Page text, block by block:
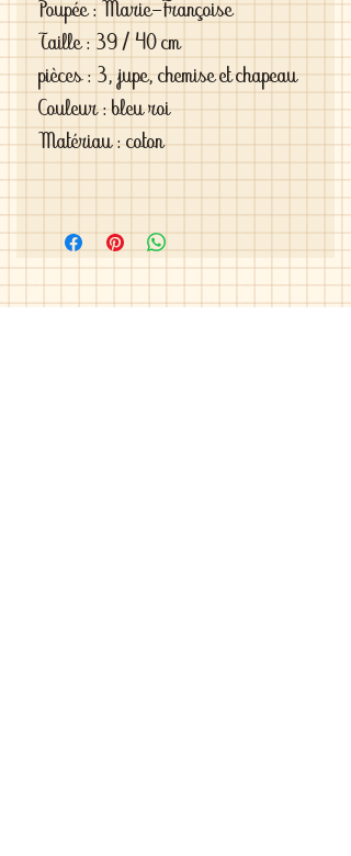
Poupée : Marie-Françoise
Taille : 39 / 40 cm
pièces : 3, jupe, chemise et chapeau
Couleur : bleu roi
Matériau : coton